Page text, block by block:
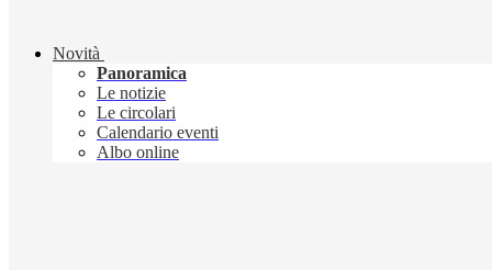
Novità
Panoramica
Le notizie
Le circolari
Calendario eventi
Albo online